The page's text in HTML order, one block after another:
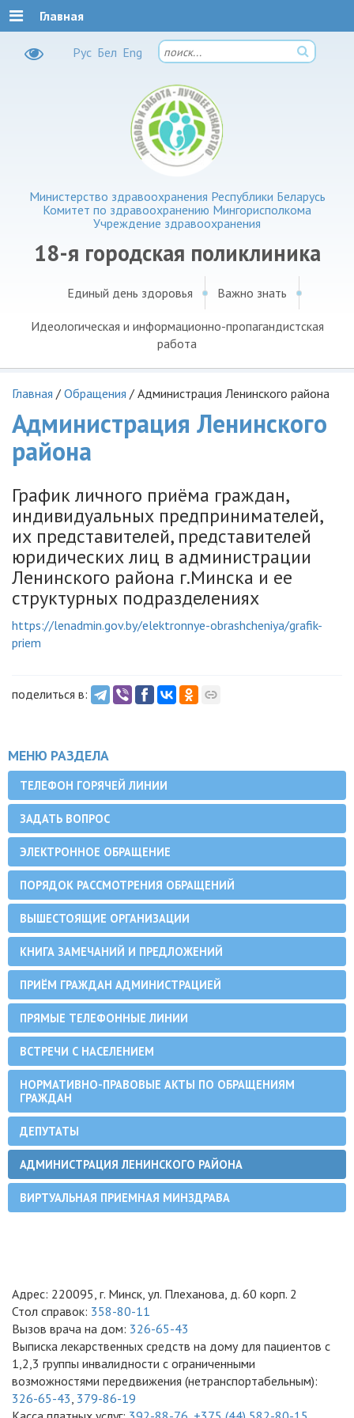
Рус Бел Eng
Министерство здравоохранения Республики Беларусь
Комитет по здравоохранению Мингорисполкома
Учреждение здравоохранения
18-я городская поликлиника
Главная
Единый день здоровья Важно знать
Идеологическая и информационно-пропагандистская
работа
Главная / Обращения / Администрация Ленинского района
Администрация Ленинского
района
График личного приёма граждан,
индивидуальных предпринимателей,
их представителей, представителей
юридических лиц в администрации
Ленинского района г.Минска и ее
структурных подразделениях
https://lenadmin.gov.by/elektronnye-obrashcheniya/grafik-
priem
поделиться в:
МЕНЮ РАЗДЕЛА
ТЕЛЕФОН ГОРЯЧЕЙ ЛИНИИ
ЗАДАТЬ ВОПРОС
ЭЛЕКТРОННОЕ ОБРАЩЕНИЕ
ПОРЯДОК РАССМОТРЕНИЯ ОБРАЩЕНИЙ
ВЫШЕСТОЯЩИЕ ОРГАНИЗАЦИИ
КНИГА ЗАМЕЧАНИЙ И ПРЕДЛОЖЕНИЙ
ПРИЁМ ГРАЖДАН АДМИНИСТРАЦИЕЙ
ПРЯМЫЕ ТЕЛЕФОННЫЕ ЛИНИИ
ВСТРЕЧИ С НАСЕЛЕНИЕМ
НОРМАТИВНО-ПРАВОВЫЕ АКТЫ ПО ОБРАЩЕНИЯМ
ГРАЖДАН
ДЕПУТАТЫ
АДМИНИСТРАЦИЯ ЛЕНИНСКОГО РАЙОНА
ВИРТУАЛЬНАЯ ПРИЕМНАЯ МИНЗДРАВА
Адрес: 220095, г. Минск, ул. Плеханова, д. 60 корп. 2
Стол справок: 358-80-11
Вызов врача на дом: 326-65-43
Выписка лекарственных средств на дому для пациентов с
1,2,3 группы инвалидности с ограниченными
возможностями передвижения (нетранспортабельным):
326-65-43, 379-86-19